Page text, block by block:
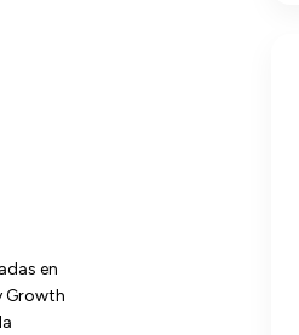
en
Growth